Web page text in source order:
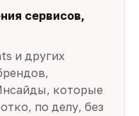
сервисов,
и других
которые
по делу, без